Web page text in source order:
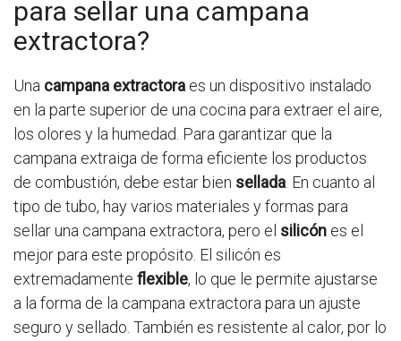
para sellar una campana
extractora?
Una campana extractora es un dispositivo instalado
en la parte superior de una cocina para extraer el aire,
los olores y la humedad. Para garantizar que la
campana extraiga de forma eficiente los productos
de combustión, debe estar bien sellada . En cuanto al
tipo de tubo, hay varios materiales y formas para
sellar una campana extractora, pero el silicón es el
mejor para este propósito. El silicón es
extremadamente flexible, lo que le permite ajustarse
a la forma de la campana extractora para un ajuste
seguro y sellado. También es resistente al calor, por lo